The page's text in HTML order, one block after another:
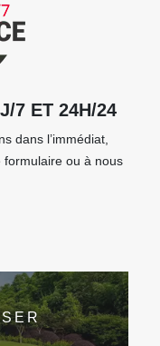
7 ET 24H/24
dans l’immédiat,
formulaire ou à nous